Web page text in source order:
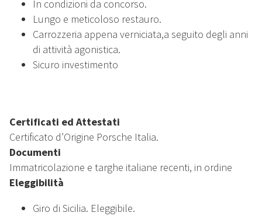
In condizioni da concorso.
Lungo e meticoloso restauro.
Carrozzeria appena verniciata,a seguito degli anni
di attività agonistica.
Sicuro investimento
Certificati ed Attestati
Certificato d’Origine Porsche Italia.
Documenti
Immatricolazione e targhe italiane recenti, in ordine
Eleggibilità
Giro di Sicilia. Eleggibile.